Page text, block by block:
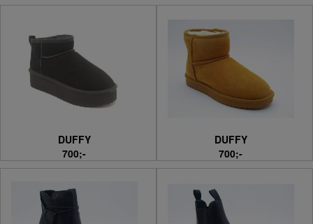
DUFFY
700;-
DUFFY
700;-